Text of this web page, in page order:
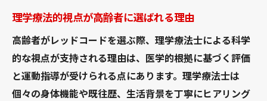
理学療法的視点が高齢者に選ばれる理由
高齢者がレッドコードを選ぶ際、理学療法士による科学
的な視点が支持される理由は、医学的根拠に基づく評価
と運動指導が受けられる点にあります。理学療法士は
個々の身体機能や既往歴、生活背景を丁寧にヒアリング